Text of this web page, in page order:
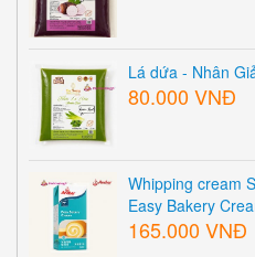
Lá dứa - Nhân
80.000 VNĐ
Whipping cream
Easy Bakery
165.000 VNĐ